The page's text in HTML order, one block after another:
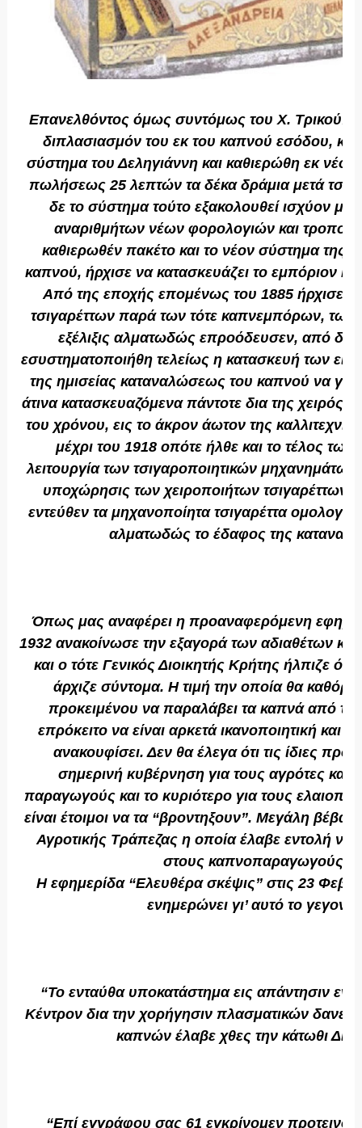
Επανελθόντος όμως συντόμως του Χ. Τρικούπη
διπλασιασμόν του εκ του καπνού εσόδου,
σύστημα του Δεληγιάννη και καθιερώθη εκ νέου
πωλήσεως 25 λεπτών τα δέκα δράμια μετά
δε το σύστημα τούτο εξακολουθεί ισχύον
αναριθμήτων νέων φορολογιών και
καθιερωθέν πακέτο και το νέον σύστημα της
καπνού, ήρχισε να κατασκευάζει το εμπόριον και
Από της εποχής επομένως του 1885 ήρχισεν
τσιγαρέττων παρά των τότε καπνεμπόρων, των
εξέλιξις αλματωδώς επροόδευσεν, από δε
εσυστηματοποιήθη τελείως η κατασκευή των
της ημισείας καταναλώσεως του καπνού να
άτινα κατασκευαζόμενα πάντοτε δια της χειρός,
του χρόνου, εις το άκρον άωτον της
μέχρι του 1918 οπότε ήλθε και το τέλος των
λειτουργία των τσιγαροποιητικών
υποχώρησις των χειροποιήτων τσιγαρέττων.
εντεύθεν τα μηχανοποίητα τσιγαρέττα
αλματωδώς το έδαφος της
Όπως μας αναφέρει η προαναφερόμενη
1932 ανακοίνωσε την εξαγορά των αδιαθέτων
και ο τότε Γενικός Διοικητής Κρήτης ήλπιζε ότι
άρχιζε σύντομα. Η τιμή την οποία θα
προκειμένου να παραλάβει τα καπνά από
επρόκειτο να είναι αρκετά ικανοποιητική και
ανακουφίσει. Δεν θα έλεγα ότι τις ίδιες
σημερινή κυβέρνηση για τους αγρότες και
παραγωγούς και το κυριότερο για τους
είναι έτοιμοι να τα “βροντηξουν”. Μεγάλη
Αγροτικής Τράπεζας η οποία έλαβε εντολή να
στους καπνοπαραγωγούς.
Η εφημερίδα “Ελευθέρα σκέψις” στις 23
ενημερώνει γι’ αυτό το
“Το ενταύθα υποκατάστημα εις απάντησιν
Κέντρον δια την χορήγησιν πλασματικών
καπνών έλαβε χθες την κάτωθι
“Επί εγγράφου σας 61 εγκρίνομεν